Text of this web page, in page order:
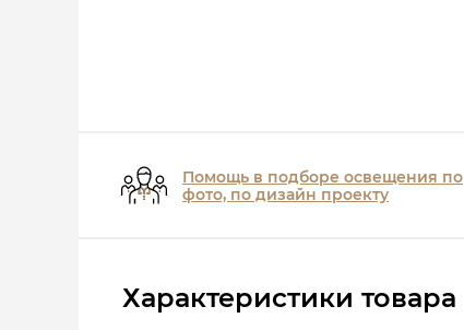
Помощь в подборе освещения по
фото, по дизайн проекту
Характеристики товара